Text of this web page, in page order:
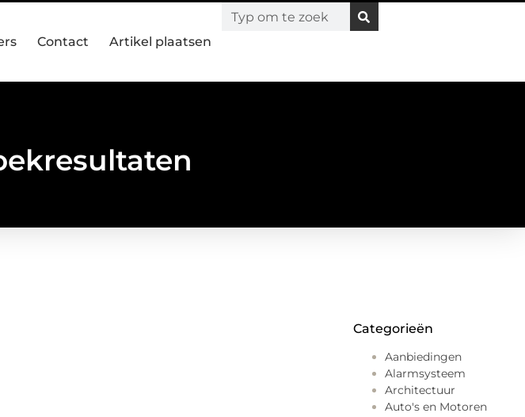
Contact Artikel plaatsen
Categorieën
Aanbiedingen
Alarmsysteem
Architectuur
Auto's en Motoren